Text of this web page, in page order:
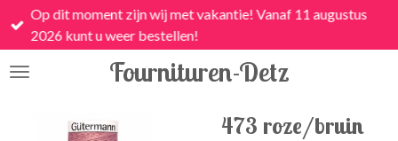
Ga
direct
de
Fournituren-Detz
Op dit moment zijn wij met vakantie! Vanaf 11 augustus
2026 kunt u weer bestellen!
473 roze/bruin